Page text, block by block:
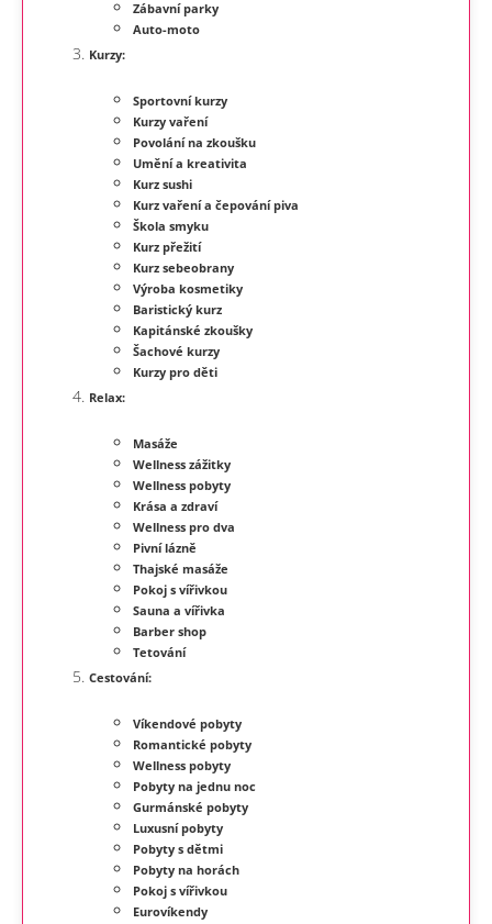
Zábavní parky
Auto-moto
Kurzy:
Sportovní kurzy
Kurzy vaření
Povolání na zkoušku
Umění a kreativita
Kurz sushi
Kurz vaření a čepování piva
Škola smyku
Kurz přežití
Kurz sebeobrany
Výroba kosmetiky
Baristický kurz
Kapitánské zkoušky
Šachové kurzy
Kurzy pro děti
Relax:
Masáže
Wellness zážitky
Wellness pobyty
Krása a zdraví
Wellness pro dva
Pivní lázně
Thajské masáže
Pokoj s vířivkou
Sauna a vířivka
Barber shop
Tetování
Cestování:
Víkendové pobyty
Romantické pobyty
Wellness pobyty
Pobyty na jednu noc
Gurmánské pobyty
Luxusní pobyty
Pobyty s dětmi
Pobyty na horách
Pokoj s vířivkou
Eurovíkendy